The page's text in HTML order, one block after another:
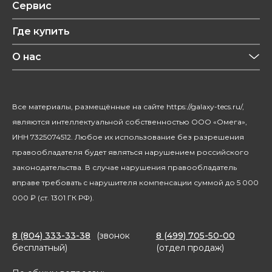
Уход за волосами
Красота и здоровье
Уход за домом
Посуда
Рецепты
Сервис
Где купить
О нас
Благотворительность
Все материалы, размещённые на сайте https://galaxy-tecs.ru/,
являются интеллектуальной собственностью ООО «Омега»,
ИНН 7325074512. Любое их использование без разрешения
правообладателя будет являться нарушением российского
законодательства. В случае нарушения правообладатель
вправе требовать с нарушителя компенсации суммой до 5 000
000 ₽ (ст. 1301 ГК РФ).
8 (804) 333-33-38
(звонок
бесплатный)
8 (499) 705-50-00
(отдел продаж)